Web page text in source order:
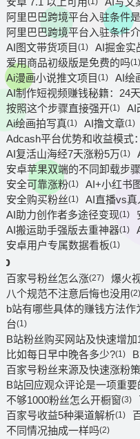
阿里巴巴跨境平台入驻条件
阿里巴巴跨境平台入驻条件
AI图文带货项目 (1) AI掘金实
爱用商品初级版是免费的吗(1)
Ai漫画小说推文项目 (1) AI绘
AI制作短视频赚钱秘籍：24
按照这个步骤直接强开(1) AI
Ai绘画拍写真(1) AI撸文章(1)
Adcash平台优势和收益模式
AI复活山海经7天涨粉5万(1)
安卓苹果双端的不同卸载步
安全可靠涨粉(1) AI+小红书
安全购买粉丝(1) AI直播vs真
AI助力创作者多途径变现(1)
AI搬运助手强版去重神器(1)
安卓用户专属数据看板(1)
b
百家号粉丝怎么涨(27) 爆火
八个规范不注意后悔也没用(2)
b站有哪些具体的赚钱方法
台(1)
B站粉丝购买网站及快速增加
比如每日早中晚各多少?(1)
百家号粉丝来源及快速涨粉
B站回应观众评论是一项重
不够1000粉丝怎么开橱窗(3)
百家号收益5种渠道解析(1)
不同情况抽成一样吗(2)